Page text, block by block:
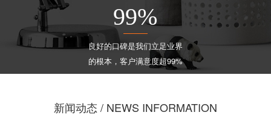
99%
良好的口碑是我们立足业界
的根本，客户满意度超99%
新闻动态 / NEWS INFORMATION